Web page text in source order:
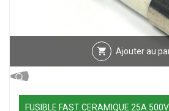
Ajouter au
FUSIBLE FAST CERAMIQUE 25A